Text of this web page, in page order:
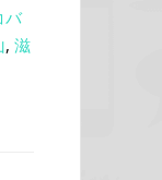
バ
, 滋